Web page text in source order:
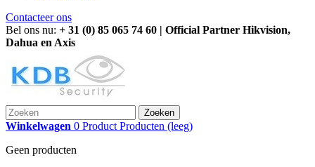
Contacteer ons
Bel ons nu: + 31 (0) 85 065 74 60 | Official Partner Hikvision,
Dahua en Axis
Zoeken
Winkelwagen 0 Product Producten (leeg)
Geen producten